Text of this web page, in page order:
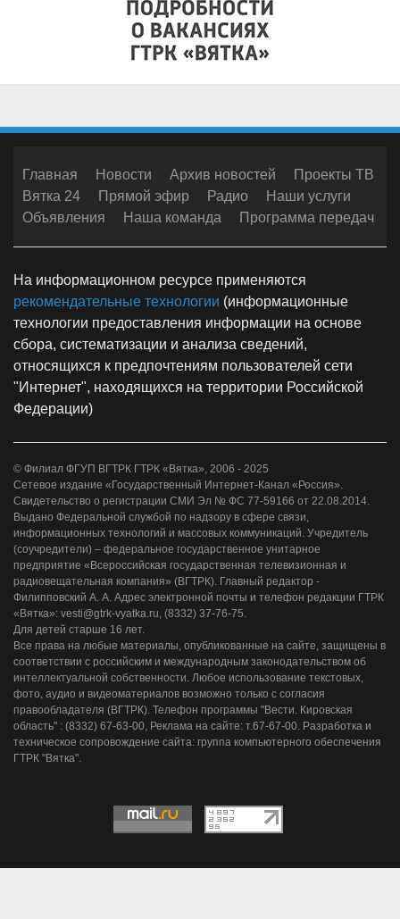
Главная Новости Архив новостей
Проекты ТВ
Вятка 24
Прямой эфир Радио
Наши услуги
Объявления
Наша команда Программа передач
На информационном ресурсе применяются
рекомендательные технологии (информационные
технологии предоставления информации на основе
сбора, систематизации и анализа сведений,
относящихся к предпочтениям пользователей сети
"Интернет", находящихся на территории Российской
Федерации)
© Филиал ФГУП ВГТРК ГТРК «Вятка», 2006 - 2025
Сетевое издание «Государственный Интернет-Канал «Россия».
Свидетельство о регистрации СМИ Эл № ФС 77-59166 от 22.08.2014.
Выдано Федеральной службой по надзору в сфере связи,
информационных технологий и массовых коммуникаций. Учредитель
(соучредители) – федеральное государственное унитарное
предприятие «Всероссийская государственная телевизионная и
радиовещательная компания» (ВГТРК). Главный редактор -
Филипповский А. А. Адрес электронной почты и телефон редакции ГТРК
«Вятка»: vesti@gtrk-vyatka.ru, (8332) 37-76-75.
Для детей старше 16 лет.
Все права на любые материалы, опубликованные на сайте, защищены в
соответствии с российским и международным законодательством об
интеллектуальной собственности. Любое использование текстовых,
фото, аудио и видеоматериалов возможно только с согласия
правообладателя (ВГТРК). Телефон программы "Вести. Кировская
область" : (8332) 67-63-00, Реклама на сайте: т.67-67-00. Разработка и
техническое сопровождение сайта: группа компьютерного обеспечения
ГТРК "Вятка".